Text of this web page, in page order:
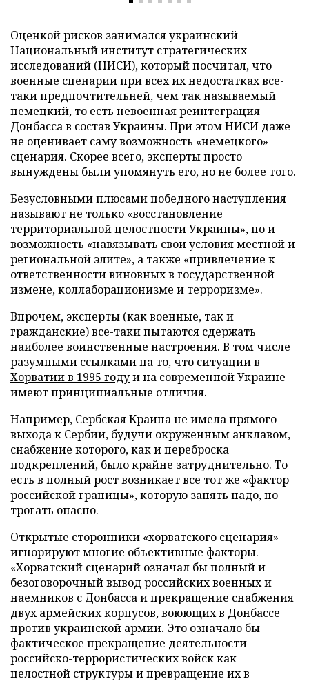
Оценкой рисков занимался украинский
Национальный институт стратегических
исследований (НИСИ), который посчитал, что
военные сценарии при всех их недостатках все-
таки предпочтительней, чем так называемый
немецкий, то есть невоенная реинтеграция
Донбасса в состав Украины. При этом НИСИ даже
не оценивает саму возможность «немецкого»
сценария. Скорее всего, эксперты просто
вынуждены были упомянуть его, но не более того.
Безусловными плюсами победного наступления
называют не только «восстановление
территориальной целостности Украины», но и
возможность «навязывать свои условия местной и
региональной элите», а также «привлечение к
ответственности виновных в государственной
измене, коллаборационизме и терроризме».
Впрочем, эксперты (как военные, так и
гражданские) все-таки пытаются сдержать
наиболее воинственные настроения. В том числе
разумными ссылками на то, что ситуации в
Хорватии в 1995 годуи на современной Украине
имеют принципиальные отличия.
Например, Сербская Краина не имела прямого
выхода к Сербии, будучи окруженным анклавом,
снабжение которого, как и переброска
подкреплений, было крайне затруднительно. То
есть в полный рост возникает все тот же «фактор
российской границы», которую занять надо, но
трогать опасно.
Открытые сторонники «хорватского сценария»
игнорируют многие объективные факторы.
«Хорватский сценарий означал бы полный и
безоговорочный вывод российских военных и
наемников с Донбасса и прекращение снабжения
двух армейских корпусов, воюющих в Донбассе
против украинской армии. Это означало бы
фактическое прекращение деятельности
российско-террористических войск как
целостной структуры и превращение их в